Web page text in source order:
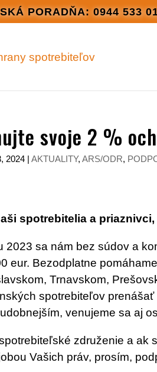
PORADŇA: 0944 533
svoje 2 %
2024 |AKTUALITY,ARS/ODR,
spotrebitelia a priaznivci,
2023 sa nám bez súdov a
eur. Bezodplatne
Trnavskom,
spotrebiteľov
venujeme sa aj
združenie a ak
Vašich práv, prosím,